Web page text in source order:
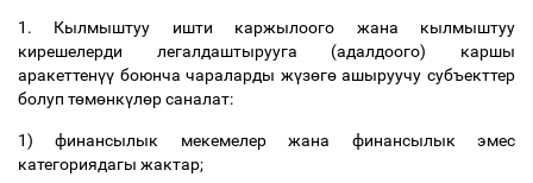
1. Кылмыштуу ишти каржылоого жана кылмыштуу
кирешелерди легалдаштырууга (адалдоого) каршы
аракеттенүү боюнча чараларды жүзөгөашыруучу субъекттер
болуп төмөнкүлөр саналат:
1) финансылык мекемелер жана финансылык эмес
категориядагы жактар;